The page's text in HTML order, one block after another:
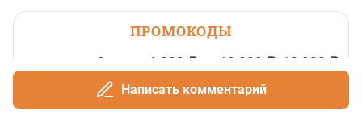
ПРОМОКОДЫ
Скидка 6 000 ₽ от 10 000 ₽, 10 000 ₽
от 15 000 ₽, 20 000 ₽ от 30 000 ₽ и
35 000 ₽ от 50 000 ₽ на первый и
все повторные заказы по
Написать комментарий